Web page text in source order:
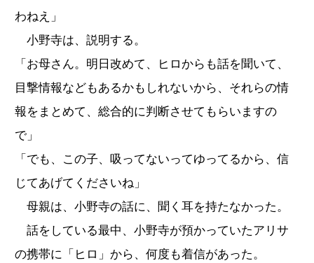
わねえ」
小野寺は、説明する。
「お母さん。明日改めて、ヒロからも話を聞いて、
目撃情報などもあるかもしれないから、それらの情
報をまとめて、総合的に判断させてもらいますの
で」
「でも、この子、吸ってないってゆってるから、信
じてあげてくださいね」
母親は、小野寺の話に、聞く耳を持たなかった。
話をしている最中、小野寺が預かっていたアリサ
の携帯に「ヒロ」から、何度も着信があった。